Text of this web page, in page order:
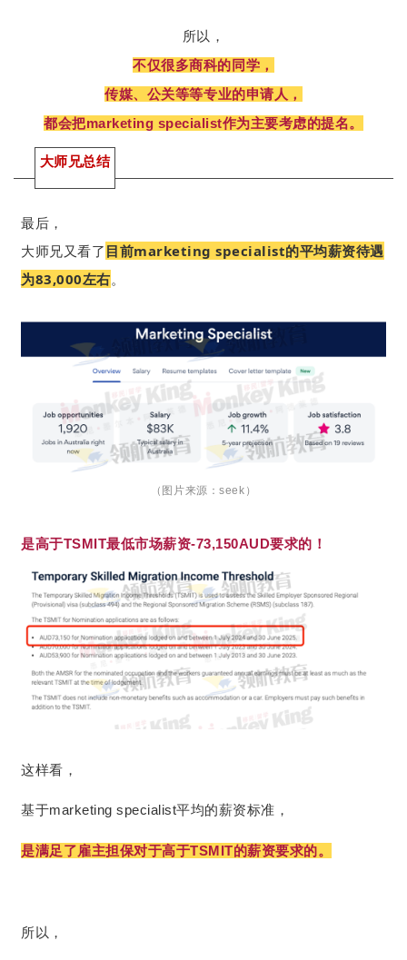
所以，
不仅很多商科的同学，
传媒、公关等等专业的申请人，
都会把marketing specialist作为主要考虑的提名。
大师兄总结
最后，
大师兄又看了 目前marketing specialist的平均薪资待遇
为83,000左右。
（图片来源：seek）
是高于TSMIT最低市场薪资-73,150AUD要求的！
这样看，
基于marketing specialist平均的薪资标准，
是满足了雇主担保对于高于TSMIT的薪资要求的。
所以，